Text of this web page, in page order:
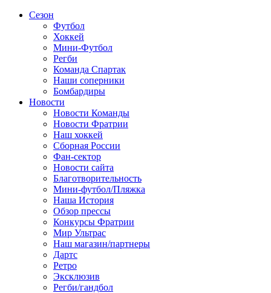
Сезон
Футбол
Хоккей
Мини-Футбол
Регби
Команда Спартак
Наши соперники
Бомбардиры
Новости
Новости Команды
Новости Фратрии
Наш хоккей
Сборная России
Фан-cектор
Новости сайта
Благотворительность
Мини-футбол/Пляжка
Наша История
Обзор прессы
Конкурсы Фратрии
Мир Ультрас
Наш магазин/партнеры
Дартс
Ретро
Эксклюзив
Регби/гандбол